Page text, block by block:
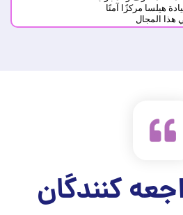
هيلسا مركزًا آمنًا
کنندگان